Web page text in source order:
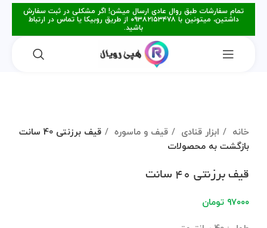
تمام سفارشات طبق روال عادی ارسال میشن! اگر مشکلی در ثبت سفارش
داشتین، میتونین با ۰۹۳۸۲۱۵۳۴۷۸ از طریق روبیکا یا تماس در ارتباط
باشید.
خانه
ابزار قنادی قیف و ماسوره
قیف برزنتی 40 سانت
بازگشت به محصولات
قیف برزنتی 40 سانت
۹۷۰۰۰ تومان